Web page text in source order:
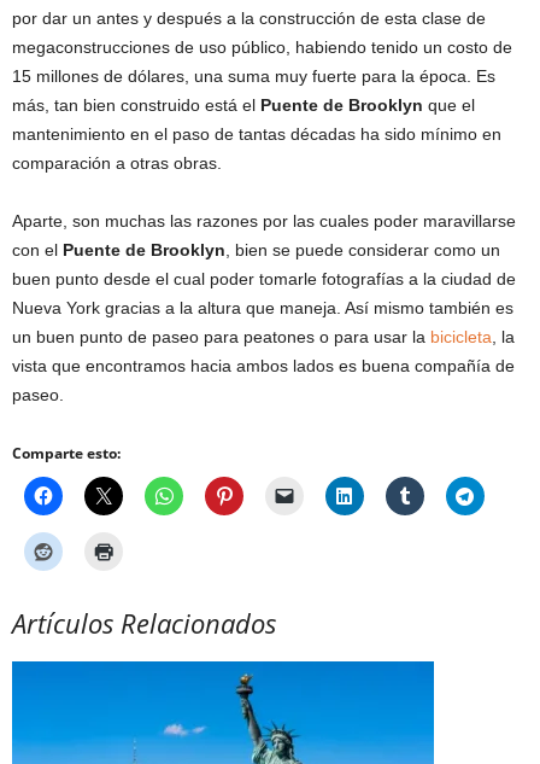
por dar un antes y después a la construcción de esta clase de
megaconstrucciones de uso público, habiendo tenido un costo de
15 millones de dólares, una suma muy fuerte para la época. Es
más, tan bien construido está el Puente de Brooklyn que el
mantenimiento en el paso de tantas décadas ha sido mínimo en
comparación a otras obras.
Aparte, son muchas las razones por las cuales poder maravillarse
con el Puente de Brooklyn , bien se puede considerar como un
buen punto desde el cual poder tomarle fotografías a la ciudad de
Nueva York gracias a la altura que maneja. Así mismo también es
un buen punto de paseo para peatones o para usar la bicicleta , la
vista que encontramos hacia ambos lados es buena compañía de
paseo.
Comparte esto:
Artículos Relacionados